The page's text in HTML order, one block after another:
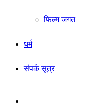
फिल्म जगत
धर्म
संपर्क सूत्र